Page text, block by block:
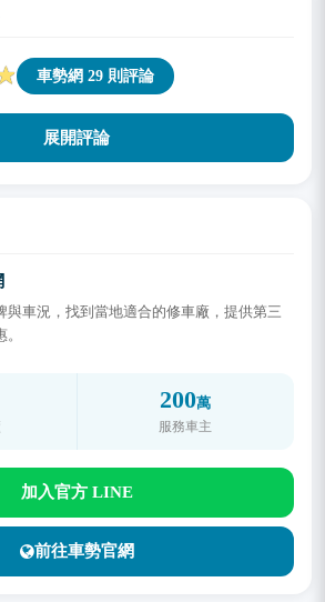
車勢網 29 則評論
展開評論
與車況，找到當地適合的修車廠，提供第三
200萬
服務車主
加入官方 LINE
前往車勢官網